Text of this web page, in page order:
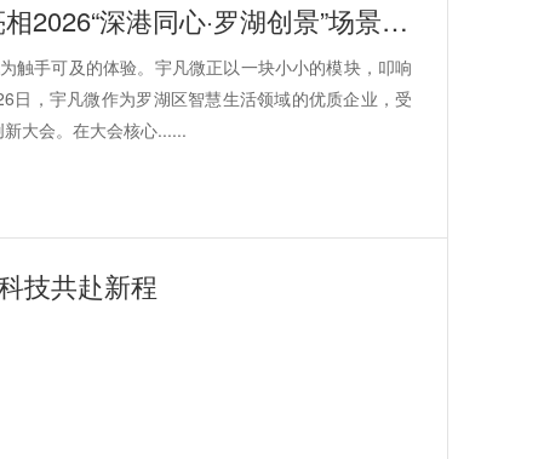
赋能场景创新：宇凡微携AI硬件解决方案亮相2026“深港同心·罗湖创景”场景创新大会!
触手可及的体验。宇凡微正以一块小小的模块，叩响
，宇凡微作为罗湖区智慧生活领域的优质企业，受
大会。在大会核心......
技共赴新程